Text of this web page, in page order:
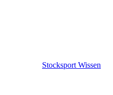
Stocksport Wissen